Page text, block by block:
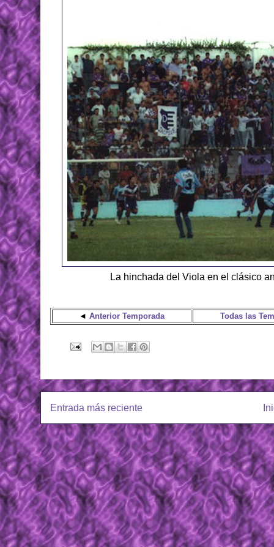
La hinchada del Viola en el clásico
◄ Anterior Temporada Todas las
Entrada más reciente